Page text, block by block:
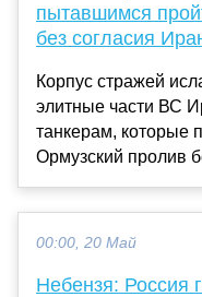
пытавшимся
без согласия
Корпус стражей
элитные части ВС
танкерам, которые
Ормузский пролив
00:00, 20 Май
Небензя: Россия